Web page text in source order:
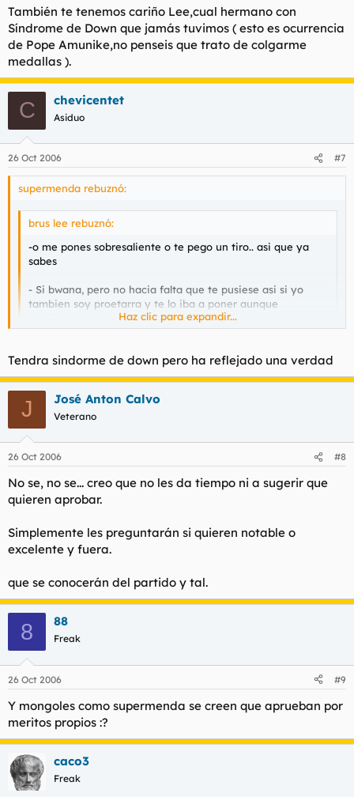
- No bwana, pistola manda, yo obedezco.
También te tenemos cariño Lee,cual hermano con
Síndrome de Down que jamás tuvimos ( esto es ocurrencia
de Pope Amunike,no penseis que trato de colgarme
medallas ).
C chevicentet
Asiduo
26 Oct 2006 #7
supermenda rebuznó:
brus lee rebuznó:
-o me pones sobresaliente o te pego un tiro.. asi que ya
sabes
- Si bwana, pero no hacia falta que te pusiese asi si yo
tambien soy proetarra y te lo iba a poner aunque
escribieses las respuestas del examen en el papel higienico
de la celda
ah vale!, pensaba que ya te iba a tener que quemar el
chiringuito
- No bwana, pistola manda, yo obedezco.
También te tenemos cariño Lee,cual hermano con Síndrome de
Down que jamás tuvimos ( esto es ocurrencia de Pope
Amunike,no penseis que trato de colgarme medallas ).
Haz clic para expandir...
Tendra sindorme de down pero ha reflejado una verdad
J José Anton Calvo
Veterano
26 Oct 2006 #8
No se, no se... creo que no les da tiempo ni a sugerir que
quieren aprobar.
Simplemente les preguntarán si quieren notable o
excelente y fuera.
que se conocerán del partido y tal.
8 88
Freak
26 Oct 2006 #9
Y mongoles como supermenda se creen que aprueban por
meritos propios :?
caco3
Freak